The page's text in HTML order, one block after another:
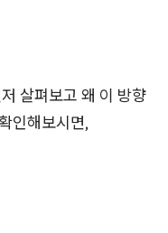
살펴보고 왜 이 방향
인해보시면,